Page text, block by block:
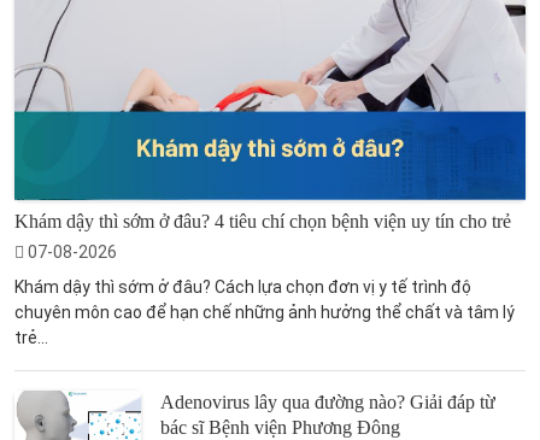
Khám dậy thì sớm ở đâu? 4 tiêu chí chọn bệnh viện uy tín cho trẻ
07-08-2026
Khám dậy thì sớm ở đâu? Cách lựa chọn đơn vị y tế trình độ
chuyên môn cao để hạn chế những ảnh hưởng thể chất và tâm lý
trẻ...
Adenovirus lây qua đường nào? Giải đáp từ
bác sĩ Bệnh viện Phương Đông